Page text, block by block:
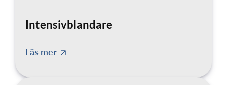
Intensivblandare
Läs mer